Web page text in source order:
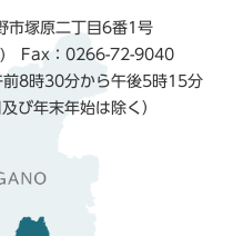
市塚原二丁目6番1号
) Fax：0266-72-9040
前8時30分から午後5時15分
び年末年始は除く）